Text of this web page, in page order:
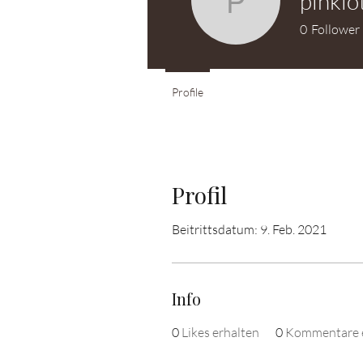
Profil
Beitrittsdatum: 9. Feb. 2021
Info
0 Likes erhalten 0 Kommentare
0 Follower
Profile